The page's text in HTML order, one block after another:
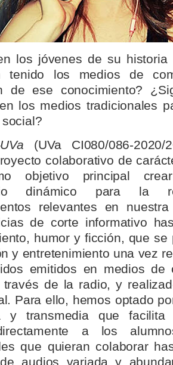
los jóvenes de su historia
tenido los medios de
de ese conocimiento?
los medios tradicionales
(UVa CI080/086-
colaborativo de
objetivo principal
dinámico para la
relevantes en
de corte informativo
humor y ficción, que se
y entretenimiento una vez
emitidos en medios de
través de la radio, y
Para ello, hemos optado
y transmedia que
a los
que quieran colaborar
audios variada y